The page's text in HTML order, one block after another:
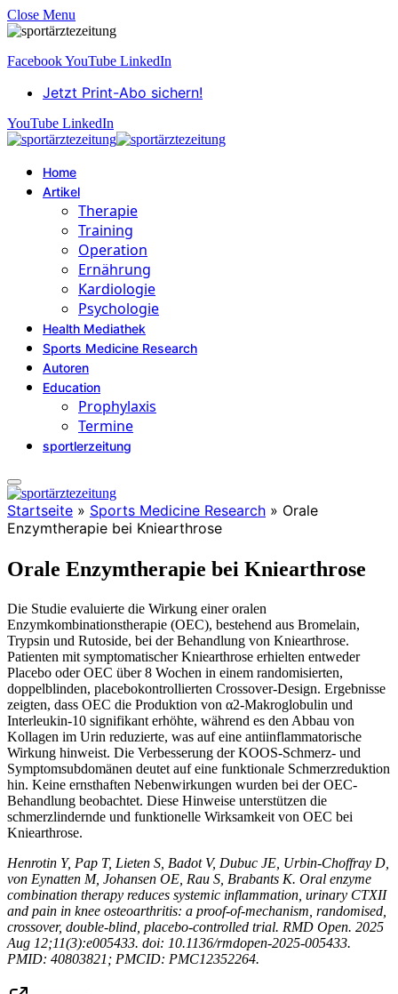
Close Menu
FacebookYouTube LinkedIn
Jetzt Print-Abo sichern!
YouTube LinkedIn
Home
Artikel
Therapie
Training
Operation
Ernährung
Kardiologie
Psychologie
Health Mediathek
Sports Medicine Research
Autoren
Education
Prophylaxis
Termine
sportlerzeitung
Startseite » Sports Medicine Research » Orale
Enzymtherapie bei Kniearthrose
Orale Enzymtherapie bei Kniearthrose
Die Studie evaluierte die Wirkung einer oralen
Enzymkombinationstherapie (OEC), bestehend aus Bromelain,
Trypsin und Rutoside, bei der Behandlung von Kniearthrose.
Patienten mit symptomatischer Kniearthrose erhielten entweder
Placebo oder OEC über 8 Wochen in einem randomisierten,
doppelblinden, placebokontrollierten Crossover-Design. Ergebnisse
zeigten, dass OEC die Produktion von α2-Makroglobulin und
Interleukin-10 signifikant erhöhte, während es den Abbau von
Kollagen im Urin reduzierte, was auf eine antiinflammatorische
Wirkung hinweist. Die Verbesserung der KOOS-Schmerz- und
Symptomsubdomänen deutet auf eine funktionale Schmerzreduktion
hin. Keine ernsthaften Nebenwirkungen wurden bei der OEC-
Behandlung beobachtet. Diese Hinweise unterstützen die
schmerzlindernde und funktionelle Wirksamkeit von OEC bei
Kniearthrose.
Henrotin Y, Pap T, Lieten S, Badot V, Dubuc JE, Urbin-Choffray D,
von Eynatten M, Johansen OE, Rau S, Brabants K. Oral enzyme
combination therapy reduces systemic inflammation, urinary CTXII
and pain in knee osteoarthritis: a proof-of-mechanism, randomised,
crossover, double-blind, placebo-controlled trial. RMD Open. 2025
Aug 12;11(3):e005433. doi: 10.1136/rmdopen-2025-005433.
PMID: 40803821; PMCID: PMC12352264.